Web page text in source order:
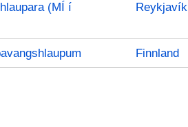
(MÍ í
Reykjavík
Finnland